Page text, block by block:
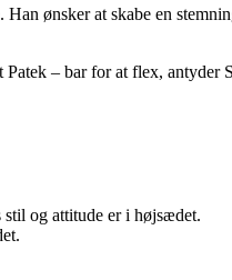
ønsker at skabe en
– bar for at flex, antyder
og attitude er i højsædet.